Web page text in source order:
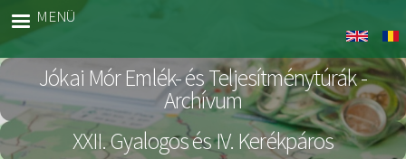
Archiv
MENÜ
Jókai Mór Emlék- és Teljesítménytúrák -
Archívum
XXII. Gyalogos és IV. Kerékpáros